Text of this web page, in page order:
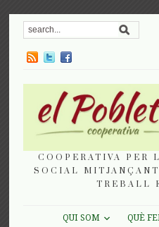
COOPERATIVA PER
SOCIAL
TREBALL
QUI SOM QUÈ